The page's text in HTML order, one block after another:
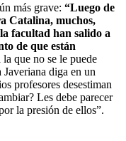
más grave: “Luego de
Catalina, muchos,
facultad han salido a
de que están
la que no se le puede
diga en un
profesores desestiman
Les debe parecer
la presión de ellos”.